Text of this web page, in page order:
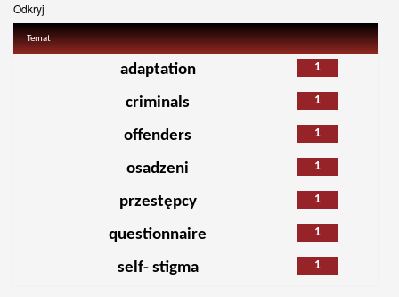
Odkryj
Temat
1
adaptation
1
criminals
1
offenders
1
osadzeni
1
przestępcy
1
questionnaire
1
self- stigma